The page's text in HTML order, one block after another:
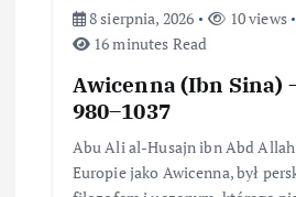
8 sierpnia, 2026
10 views
16 minutes Read
Awicenna (Ibn Sina)
980–1037
Abu Ali al-Husajn ibn Abd
Europie jako Awicenna, był